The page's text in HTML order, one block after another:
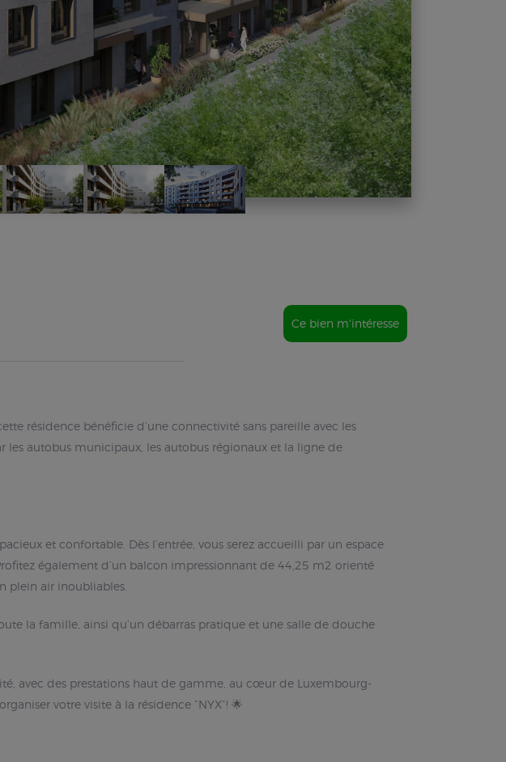
Ce bien m'intéresse
résidence bénéficie d’une connectivité sans pareille avec les
les autobus municipaux, les autobus régionaux et la ligne de
et confortable. Dès l’entrée, vous serez accueilli par un espace
également d’un balcon impressionnant de 44,25 m2 orienté
plein air inoubliables.
la famille, ainsi qu’un débarras pratique et une salle de douche
avec des prestations haut de gamme, au cœur de Luxembourg-
votre visite à la résidence “NYX”! 🌟